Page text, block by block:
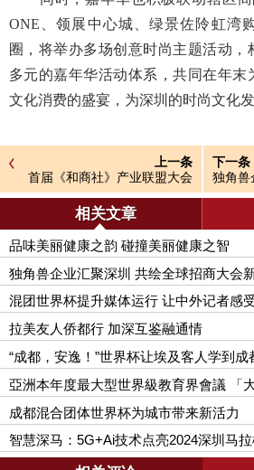
ONE、领展中心城、绿景佐阾虹湾
圈，将举办多场创意时尚主题活动，
多元的嘉年华活动体系，共同在年末
文化消费的盛宴，为深圳的时尚文化
上一条
首届《和商社》产业联盟大会
圆满召开，共绘商业和谐新图
下一条
独角兽
招商大
相关文章
品味美丽健康之韵 碰撞美丽健康之智
独角兽企业汇聚深圳 共绘全球招商大会
混团世界杯提升媒体运行 让中外记者感
拉美友人侨都行 加深互鉴融通情
“成都，安逸！”世界杯让埃及客人学到成
亞洲本年度最大型世界級教育界會議 「
4」舉行 全球 50 多間大學校長及教育領
成都混合团体世界杯为城市带来新活力
智慧深马：5G+Ai技术点亮2024深圳马